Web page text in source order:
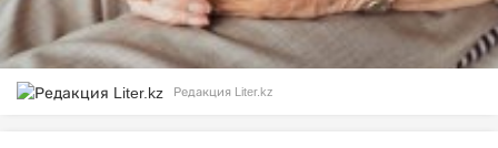
Редакция Liter.kz